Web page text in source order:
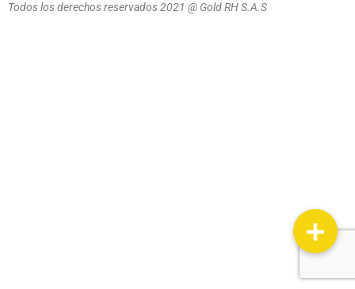
Todos los derechos reservados 2021 @ Gold RH S.A.S